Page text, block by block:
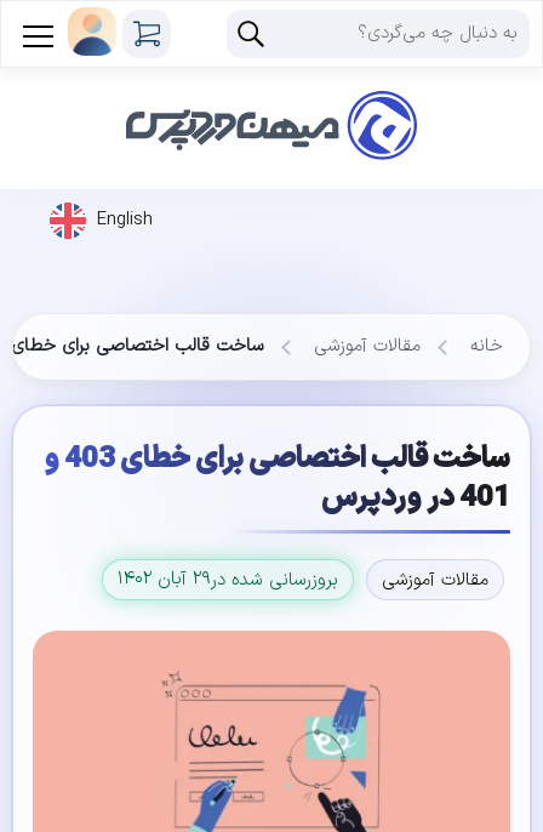
English
خانه مقالات آموزشی ساخت قالب اختصاصی برای خطای 403 و 401 در وردپرس
ساخت قالب اختصاصی برای خطای 403 و
401 در وردپرس
مقالات آموزشی بروزرسانی شده در۲۹ آبان ۱۴۰۲